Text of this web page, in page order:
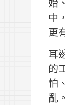
中
更
耳
的
怕
亂。